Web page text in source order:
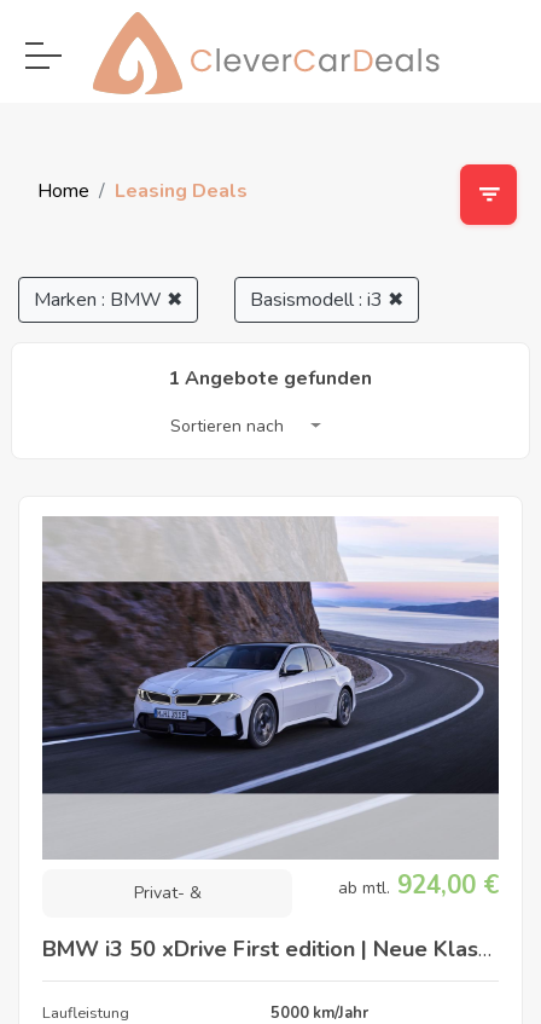
Home Leasing Deals
Marken : BMW ✖ Basismodell : i3 ✖
1 Angebote gefunden
Sortieren nach
Privat- &
ab mtl. 924,00 €
BMW i3 50 xDrive First edition | Neue Klasse
Laufleistung
5000 km/Jahr